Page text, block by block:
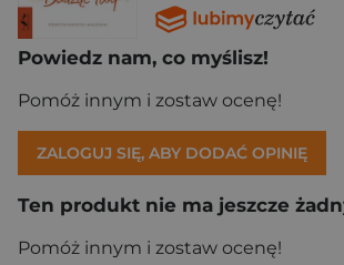
Powiedz nam, co myślisz!
Pomóż innym i zostaw ocenę!
ZALOGUJ SIĘ, ABY DODAĆ OPINIĘ
Ten produkt nie ma jeszcze
Pomóż innym i zostaw ocenę!